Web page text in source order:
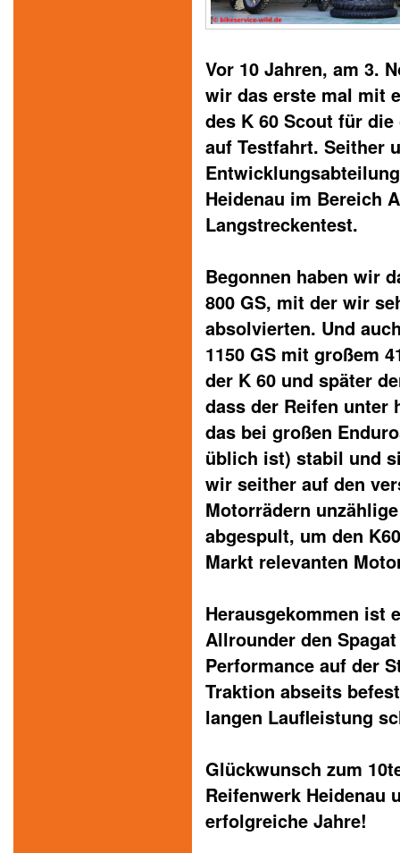
Vor 10 Jahren, am 3.
wir das erste mal mit
des K 60 Scout für
auf Testfahrt. Seither
Heidenau im Bereich
Langstreckentest.
Begonnen haben wir
800 GS, mit der wir
absolvierten. Und
1150 GS mit großem
der K 60 und später
dass der Reifen unter
das bei großen
üblich ist) stabil und
wir seither auf den
Motorrädern
abgespult, um den
Markt relevanten
Herausgekommen ist
Allrounder den
Performance auf der
Traktion abseits
langen Laufleistung
Glückwunsch zum
Reifenwerk Heidenau
erfolgreiche Jahre!